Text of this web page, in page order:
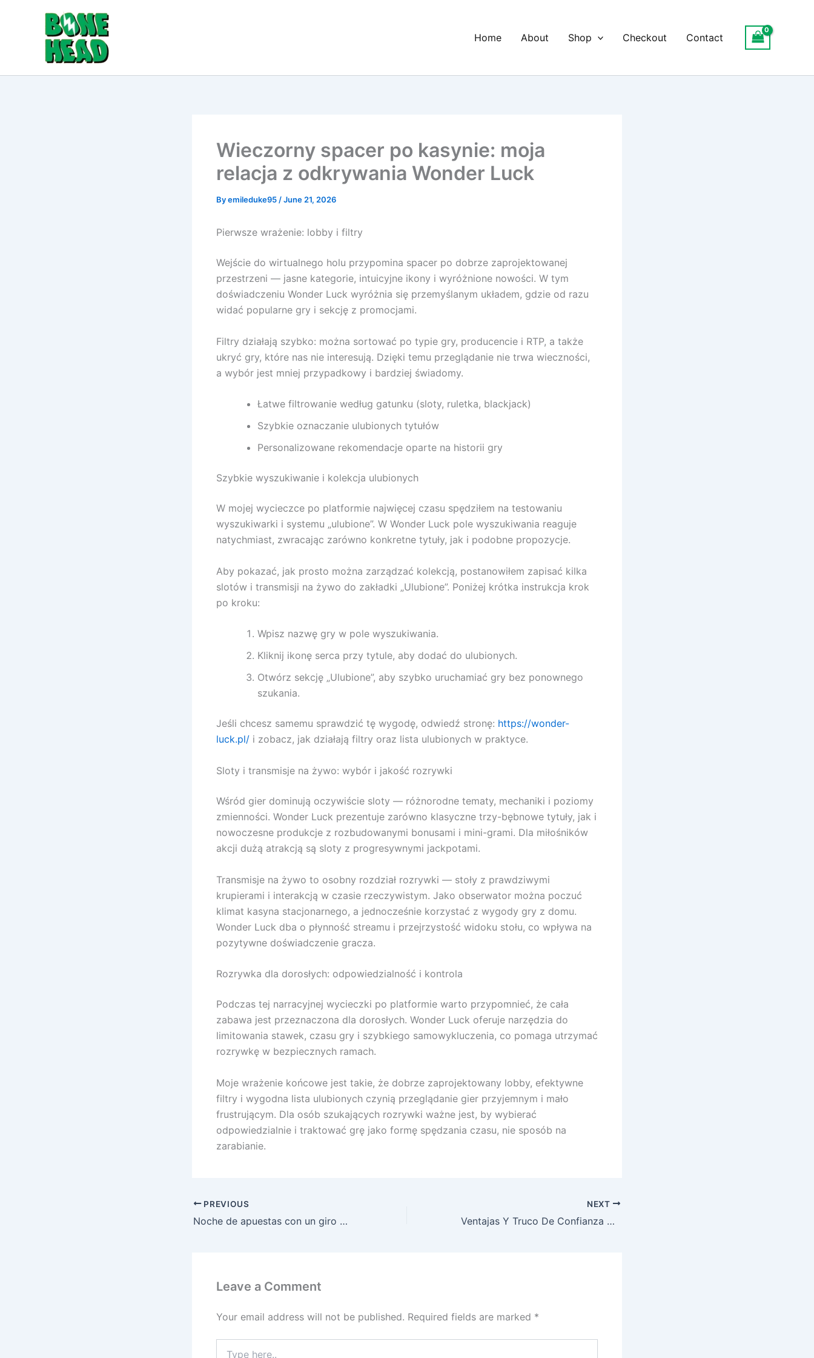
Home About Shop Checkout Contact
Wieczorny spacer po kasynie: moja
relacja z odkrywania Wonder Luck
Byemileduke95 /June 21, 2026
Pierwsze wrażenie: lobby i filtry
Wejście do wirtualnego holu przypomina spacer po dobrze zaprojektowanej
przestrzeni — jasne kategorie, intuicyjne ikony i wyróżnione nowości. W tym
doświadczeniu Wonder Luck wyróżnia się przemyślanym układem, gdzie od razu
widać popularne gry i sekcję z promocjami.
Filtry działają szybko: można sortować po typie gry, producencie i RTP, a także
ukryć gry, które nas nie interesują. Dzięki temu przeglądanie nie trwa wieczności,
a wybór jest mniej przypadkowy i bardziej świadomy.
Łatwe filtrowanie według gatunku (sloty, ruletka, blackjack)
Szybkie oznaczanie ulubionych tytułów
Personalizowane rekomendacje oparte na historii gry
Szybkie wyszukiwanie i kolekcja ulubionych
W mojej wycieczce po platformie najwięcej czasu spędziłem na testowaniu
wyszukiwarki i systemu „ulubione”. W Wonder Luck pole wyszukiwania reaguje
natychmiast, zwracając zarówno konkretne tytuły, jak i podobne propozycje.
Aby pokazać, jak prosto można zarządzać kolekcją, postanowiłem zapisać kilka
slotów i transmisji na żywo do zakładki „Ulubione”. Poniżej krótka instrukcja krok
po kroku:
Wpisz nazwę gry w pole wyszukiwania.
Kliknij ikonę serca przy tytule, aby dodać do ulubionych.
Otwórz sekcję „Ulubione”, aby szybko uruchamiać gry bez ponownego
szukania.
Jeśli chcesz samemu sprawdzić tę wygodę, odwiedź stronę: https://wonder-
luck.pl/ i zobacz, jak działają filtry oraz lista ulubionych w praktyce.
Sloty i transmisje na żywo: wybór i jakość rozrywki
Wśród gier dominują oczywiście sloty — różnorodne tematy, mechaniki i poziomy
zmienności. Wonder Luck prezentuje zarówno klasyczne trzy-bębnowe tytuły, jak i
nowoczesne produkcje z rozbudowanymi bonusami i mini-grami. Dla miłośników
akcji dużą atrakcją są sloty z progresywnymi jackpotami.
Transmisje na żywo to osobny rozdział rozrywki — stoły z prawdziwymi
krupierami i interakcją w czasie rzeczywistym. Jako obserwator można poczuć
klimat kasyna stacjonarnego, a jednocześnie korzystać z wygody gry z domu.
Wonder Luck dba o płynność streamu i przejrzystość widoku stołu, co wpływa na
pozytywne doświadczenie gracza.
Rozrywka dla dorosłych: odpowiedzialność i kontrola
Podczas tej narracyjnej wycieczki po platformie warto przypomnieć, że cała
zabawa jest przeznaczona dla dorosłych. Wonder Luck oferuje narzędzia do
limitowania stawek, czasu gry i szybkiego samowykluczenia, co pomaga utrzymać
rozrywkę w bezpiecznych ramach.
Moje wrażenie końcowe jest takie, że dobrze zaprojektowany lobby, efektywne
filtry i wygodna lista ulubionych czynią przeglądanie gier przyjemnym i mało
frustrującym. Dla osób szukających rozrywki ważne jest, by wybierać
odpowiedzialnie i traktować grę jako formę spędzania czasu, nie sposób na
zarabianie.
PREVIOUS
Noche de apuestas con un giro premium: experiencias y detalles de Igni Bet
NEXT
Ventajas Y Truco De Confianza De UDBet Casino De Apuestas . Argentina Enjoy the Game Celuapuestas Online Casino
Leave a Comment
Your email address will not be published. Required fields are marked *